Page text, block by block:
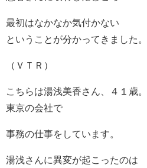
最初はなかなか気付かない
ということが分かってきました。
（ＶＴＲ）
こちらは湯浅美香さん、４１歳。
東京の会社で
事務の仕事をしています。
湯浅さんに異変が起こったのは